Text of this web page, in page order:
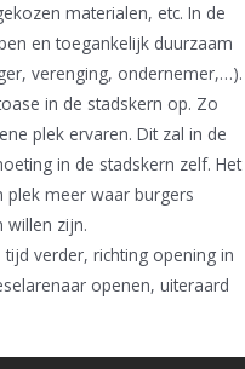
materialen, etc. In de
en toegankelijk duurzaam
verenging, ondernemer,…).
in de stadskern op. Zo
plek ervaren. Dit zal in de
in de stadskern zelf. Het
plek meer waar burgers
willen zijn.
verder, richting opening in
openen, uiteraard